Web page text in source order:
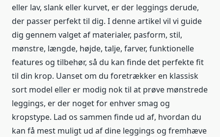
eller lav, slank eller kurvet, er der leggings derude,
der passer perfekt til dig. I denne artikel vil vi guide
dig gennem valget af materialer, pasform, stil,
mønstre, længde, højde, talje, farver, funktionelle
features og tilbehør, så du kan finde det perfekte fit
til din krop. Uanset om du foretrækker en klassisk
sort model eller er modig nok til at prøve mønstrede
leggings, er der noget for enhver smag og
kropstype. Lad os sammen finde ud af, hvordan du
kan få mest muligt ud af dine leggings og fremhæve